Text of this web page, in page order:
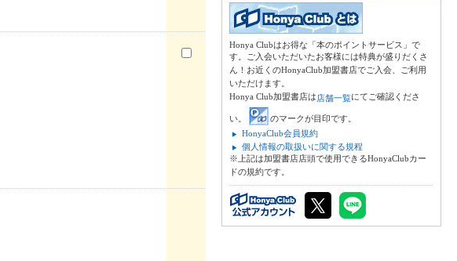
Honya Clubはお得な「本のポイントサービス」で
す。ご入会いただいたお客様には特典が盛りだくさ
ん！お近くのHonyaClub加盟書店でご入会、ご利用
いただけます。
Honya Club加盟書店は店舗一覧にてご確認くださ
い。
のマークが目印です。
HonyaClub会員規約
個人情報の取扱いに関する規程
※上記は加盟書店店頭で使用できるHonyaClubカー
ドの規約です。